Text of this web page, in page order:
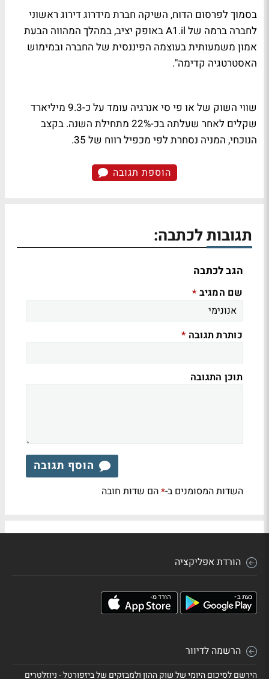
בסמוך לפרסום הדוח, השיקה חברת מידרוג דירוג ראשוני
לחברה ברמה של A1.ilבאופק יציב, במהלך המהווה הבעת
אמון משמעותית בעוצמה הפיננסית של החברה ובמימוש
האסטרטגיה קדימה".
שווי השוק של או פי סי אנרגיה עומד על כ-9.3 מיליארד
שקלים לאחר שעלתה בכ-22% מתחילת השנה. בקצב
הנוכחי, המניה נסחרת לפי מכפיל רווח של 35.
הוספת תגובה
תגובות לכתבה:
הגב לכתבה
שם המגיב *
כותרת תגובה *
תוכן התגובה
הוסף תגובה
השדות המסומנים ב-*הם שדות חובה
הורדת אפליקציה
הרשמה לדיוור
הירשם לסיכום היומי של שוק ההון ולמבזקים של ביזפורטל - ניוזלטרים